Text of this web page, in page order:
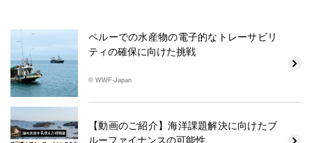
ペルーでの水産物の電子的なトレーサビリ
ティの確保に向けた挑戦
© WWF-Japan
【動画のご紹介】海洋課題解決に向けたブ
ルーファイナンスの可能性